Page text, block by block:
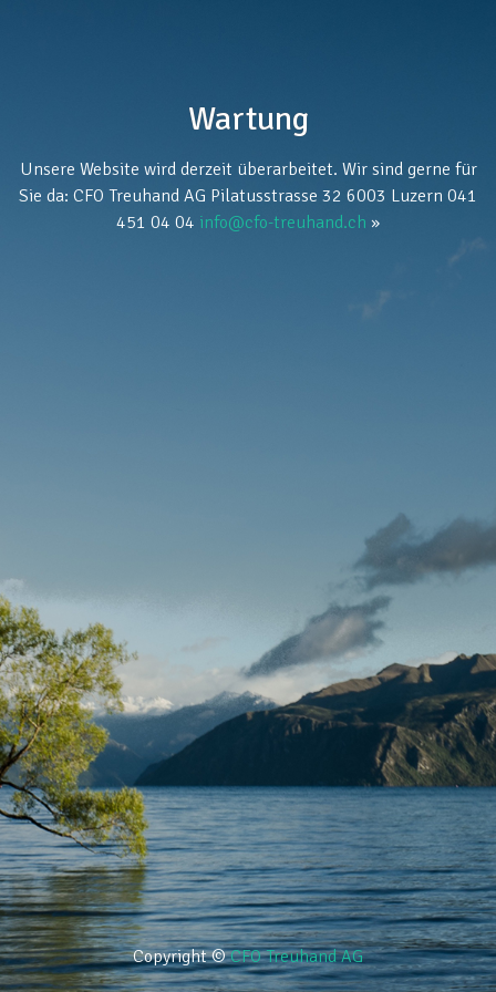
Wartung
Unsere Website wird derzeit überarbeitet. Wir sind gerne für
Sie da: CFO Treuhand AG Pilatusstrasse 32 6003 Luzern 041
451 04 04 info@cfo-treuhand.ch »
Copyright ©CFO Treuhand AG